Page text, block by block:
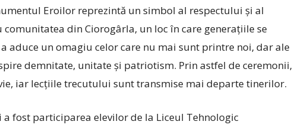
Eroilor reprezintă un simbol al respectului și al
din Ciorogârla, un loc în care generațiile se
aduce un omagiu celor care nu mai sunt printre noi, dar ale
demnitate, unitate și patriotism. Prin astfel de ceremonii,
iar lecțiile trecutului sunt transmise mai departe tinerilor.
fost participarea elevilor de la Liceul Tehnologic